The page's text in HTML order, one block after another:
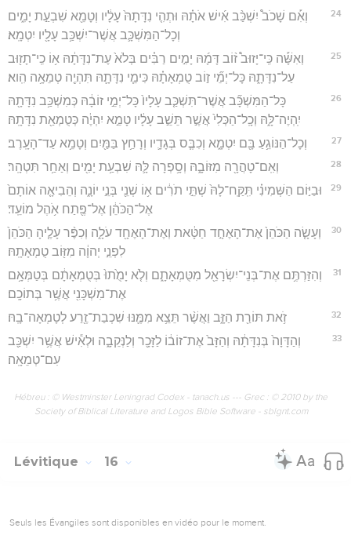
24
וְאִ֡ם שָׁכֹב֩ יִשְׁכַּ֨ב אִ֜ישׁ אֹתָ֗הּ וּתְהִ֤י נִדָּתָהּ֙ עָלָ֔יו וְטָמֵ֖א שִׁבְעַ֣ת יָמִ֑ים
וְכָל־הַמִּשְׁכָּ֛ב אֲשֶׁר־יִשְׁכַּ֥ב עָלָ֖יו יִטְמָֽא׃
25
וְאִשָּׁ֡ה כִּֽי־יָזוּב֩ ז֨וֹב דָּמָ֜הּ יָמִ֣ים רַבִּ֗ים בְּלֹא֙ עֶת־נִדָּתָ֔הּ א֥וֹ כִֽי־תָז֖וּב
עַל־נִדָּתָ֑הּ כָּל־יְמֵ֞י ז֣וֹב טֻמְאָתָ֗הּ כִּימֵ֧י נִדָּתָ֛הּ תִּהְיֶ֖ה טְמֵאָ֥ה הִֽוא׃
26
כָּל־הַמִּשְׁכָּ֞ב אֲשֶׁר־תִּשְׁכַּ֤ב עָלָיו֙ כָּל־יְמֵ֣י זוֹבָ֔הּ כְּמִשְׁכַּ֥ב נִדָּתָ֖הּ
יִֽהְיֶה־לָּ֑הּ וְכָֽל־הַכְּלִי֙ אֲשֶׁ֣ר תֵּשֵׁ֣ב עָלָ֔יו טָמֵ֣א יִהְיֶ֔ה כְּטֻמְאַ֖ת נִדָּתָֽהּ׃
27 וְכָל־הַנּוֹגֵ֥עַ בָּ֖ם יִטְמָ֑א וְכִבֶּ֧ס בְּגָדָ֛יו וְרָחַ֥ץ בַּמַּ֖יִם וְטָמֵ֥א עַד־הָעָֽרֶב׃
28 וְאִֽם־טָהֲרָ֖ה מִזּוֹבָ֑הּ וְסָ֥פְרָה לָּ֛הּ שִׁבְעַ֥ת יָמִ֖ים וְאַחַ֥ר תִּטְהָֽר׃
29
וּבַיּ֣וֹם הַשְּׁמִינִ֗י תִּֽקַּֽח־לָהּ֙ שְׁתֵּ֣י תֹרִ֔ים א֥וֹ שְׁנֵ֖י בְּנֵ֣י יוֹנָ֑ה וְהֵבִיאָ֤ה אוֹתָם֙
אֶל־הַכֹּהֵ֔ן אֶל־פֶּ֖תַח אֹ֥הֶל מוֹעֵֽד׃
30
וְעָשָׂ֤ה הַכֹּהֵן֙ אֶת־הָאֶחָ֣ד חַטָּ֔את וְאֶת־הָאֶחָ֖ד עֹלָ֑ה וְכִפֶּ֨ר עָלֶ֤יהָ הַכֹּהֵן֙
לִפְנֵ֣י יְהוָ֔ה מִזּ֖וֹב טֻמְאָתָֽהּ׃
31
וְהִזַּרְתֶּ֥ם אֶת־בְּנֵי־יִשְׂרָאֵ֖ל מִטֻּמְאָתָ֑ם וְלֹ֤א יָמֻ֙תוּ֙ בְּטֻמְאָתָ֔ם בְּטַמְּאָ֥ם
אֶת־מִשְׁכָּנִ֖י אֲשֶׁ֥ר בְּתוֹכָֽם׃
32 זֹ֥את תּוֹרַ֖ת הַזָּ֑ב וַאֲשֶׁ֨ר תֵּצֵ֥א מִמֶּ֛נּוּ שִׁכְבַת־זֶ֖רַע לְטָמְאָה־בָֽהּ׃
33
וְהַדָּוָה֙ בְּנִדָּתָ֔הּ וְהַזָּב֙ אֶת־זוֹב֔וֹ לַזָּכָ֖ר וְלַנְּקֵבָ֑ה וּלְאִ֕ישׁ אֲשֶׁ֥ר יִשְׁכַּ֖ב
עִם־טְמֵאָֽה׃
Hébreu : © Westminster Leningrad Codex - tanach.us --- Grec : © 2010 by the
Society of Biblical Literature and Logos Bible Software - sblgnt.com
Lévitique 16
Seuls les Évangiles sont disponibles en vidéo pour le moment.